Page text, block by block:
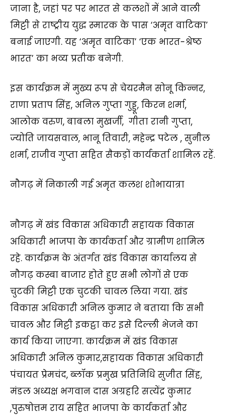
जाना है, जहां पर पर भारत से कलशों में आने वाली
मिट्टी से राष्ट्रीय युद्ध स्मारक के पास ‘अमृत वाटिका’
बनाई जाएगी. यह ‘अमृत वाटिका’ ‘एक भारत-श्रेष्ठ
भारत’ का भव्य प्रतीक बनेगी.
इस कार्यक्रम में मुख्य रूप से चेयरमैन सोनू किन्नर,
राणा प्रताप सिंह, अनिल गुप्ता गुड्डू, किरन शर्मा,
आलोक वरुण, बाबला मुखर्जी, गीता रानी गुप्ता,
ज्योति जायसवाल, भानू तिवारी, महेन्द्र पटेल , सुनील
शर्मा, राजीव गुप्ता सहित सैकड़ों कार्यकर्ता शामिल रहें.
नौगढ़ में निकाली गई अमृत कलश शोभायात्रा
नौगढ़ में खंड विकास अधिकारी सहायक विकास
अधिकारी भाजपा के कार्यकर्ता और ग्रामीण शामिल
रहे. कार्यक्रम के अंतर्गत खंड विकास कार्यालय से
नौगढ़ कस्बा बाजार होते हुए सभी लोगों से एक
चुटकी मिट्टी एक चुटकी चावल लिया गया. खंड
विकास अधिकारी अनिल कुमार ने बताया कि सभी
चावल और मिट्टी इकट्ठा कर इसे दिल्ली भेजने का
कार्य किया जाएगा. कार्यक्रम में खंड विकास
अधिकारी अनिल कुमार,सहायक विकास अधिकारी
पंचायत प्रेमचंद, ब्लॉक प्रमुख प्रतिनिधि सुजीत सिंह,
मंडल अध्यक्ष भगवान दास अग्रहरि सत्येंद्र कुमार
,पुरुषोत्तम राय सहित भाजपा के कार्यकर्ता और